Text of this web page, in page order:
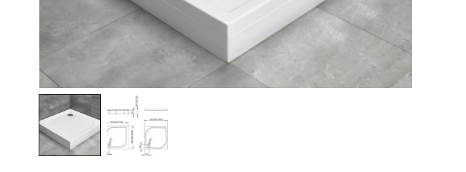
Garancia érvényesítése
Általános Szerződési Feltételek
Szállítási információk
Copyright © 2021Premium WordPress Themes